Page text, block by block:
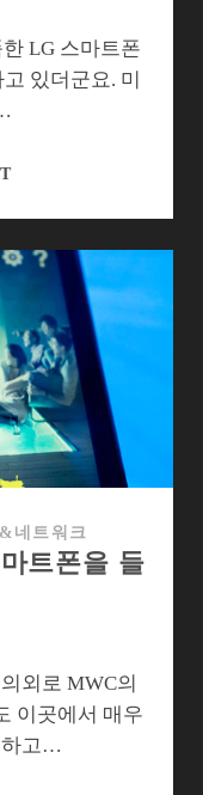
통
시
LG 스마트폰
있더군요. 미
[MWC2012]
심
상
한
옵
티
머
3D
맥
네트워크
트폰을 들
외로 MWC의
이곳에서 매우
하고…